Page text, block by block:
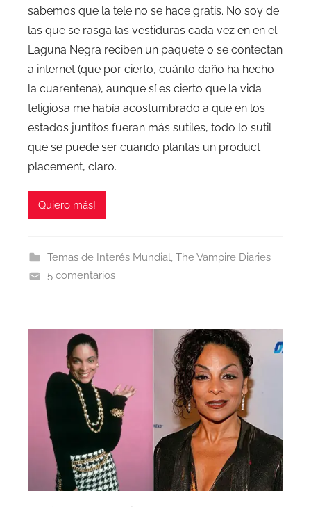
sabemos que la tele no se hace gratis. No soy de
las que se rasga las vestiduras cada vez en en el
Laguna Negra reciben un paquete o se contectan
a internet (que por cierto, cuánto daño ha hecho
la cuarentena), aunque sí es cierto que la vida
teligiosa me había acostumbrado a que en los
estados juntitos fueran más sutiles, todo lo sutil
que se puede ser cuando plantas un product
placement, claro.
Quiero más!
Temas de Interés Mundial, The Vampire Diaries
5 comentarios